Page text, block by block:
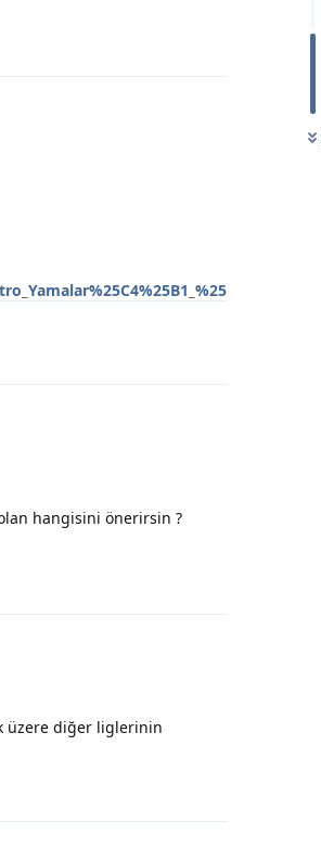
hangisini önerirsin ?
üzere diğer liglerinin